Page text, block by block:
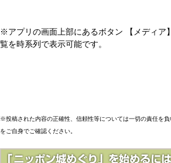
※アプリの画面上部にあるボタン 【メディ
覧を時系列で表示可能です。
※投稿された内容の正確性、信頼性等については一切の責任を
をご自身でご確認ください。